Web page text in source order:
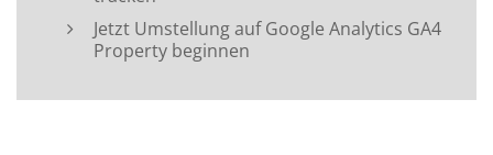
Jetzt Umstellung auf Google Analytics GA4
Property beginnen